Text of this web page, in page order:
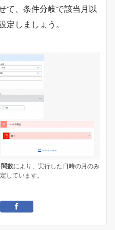
て、条件分岐で該当月以
定しましょう。
数により、実行した日時の月のみ
しています。